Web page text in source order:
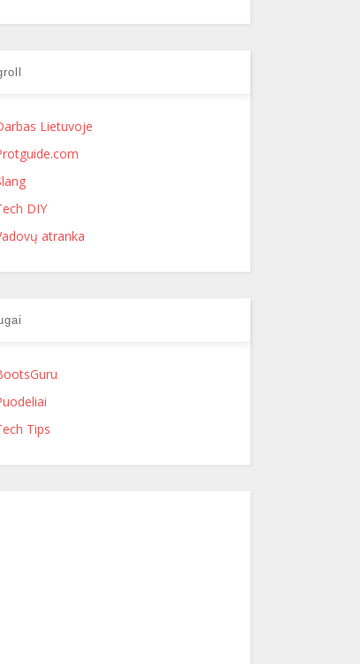
Lietuvoje
DIY
atranka
Tips